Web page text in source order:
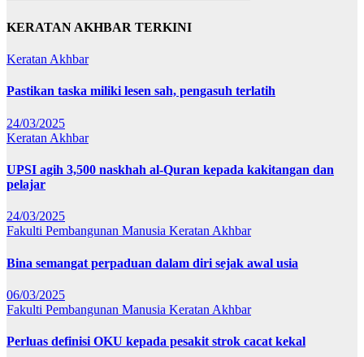
KERATAN AKHBAR TERKINI
Keratan Akhbar
Pastikan taska miliki lesen sah, pengasuh terlatih
24/03/2025
Keratan Akhbar
UPSI agih 3,500 naskhah al-Quran kepada kakitangan dan
pelajar
24/03/2025
Fakulti Pembangunan Manusia Keratan Akhbar
Bina semangat perpaduan dalam diri sejak awal usia
06/03/2025
Fakulti Pembangunan Manusia Keratan Akhbar
Perluas definisi OKU kepada pesakit strok cacat kekal